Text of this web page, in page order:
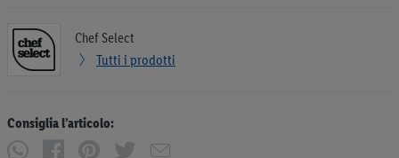
Chef Select
Tutti i prodotti
Consiglia l’articolo: